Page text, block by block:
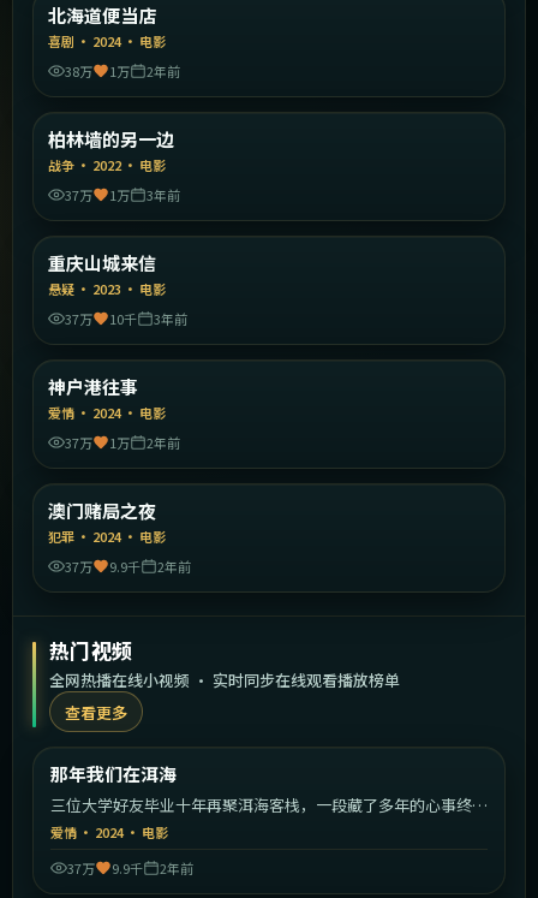
精选
北海道便当店
喜剧 · 2024· 电影
38万
1万 2年前
精选
柏林墙的另一边
战争 · 2022 · 电影
37万
1万 3年前
精选
重庆山城来信
悬疑 · 2023 · 电影
37万
10千 3年前
精选
神户港往事
爱情 · 2024· 电影
37万
1万 2年前
精选
澳门赌局之夜
犯罪 · 2024· 电影
37万
9.9千 2年前
热门视频
全网热播在线小视频 · 实时同步在线观看播放榜单
查看更多
热门
那年我们在洱海
三位大学好友毕业十年再聚洱海客栈，一段藏了多年的心事终于
揭开。
爱情 · 2024· 电影
37万
9.9千 2年前